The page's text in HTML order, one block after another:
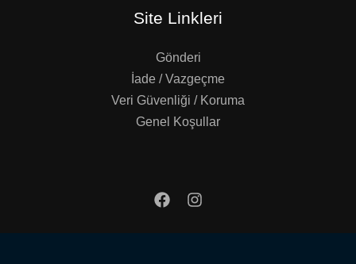
Site Linkleri
Gönderi
İade / Vazgeçme
Veri Güvenliği / Koruma
Genel Koşullar